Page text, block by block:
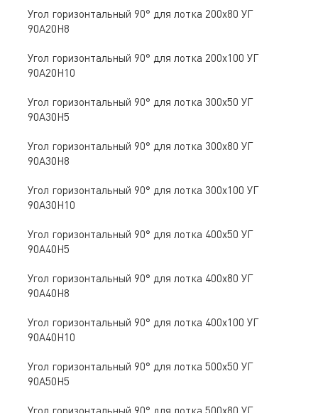
Угол горизонтальный 90° для лотка 200х80 УГ
90А20Н8
Угол горизонтальный 90° для лотка 200х100 УГ
90А20Н10
Угол горизонтальный 90° для лотка 300х50 УГ
90А30Н5
Угол горизонтальный 90° для лотка 300х80 УГ
90А30Н8
Угол горизонтальный 90° для лотка 300х100 УГ
90А30Н10
Угол горизонтальный 90° для лотка 400х50 УГ
90А40Н5
Угол горизонтальный 90° для лотка 400х80 УГ
90А40Н8
Угол горизонтальный 90° для лотка 400х100 УГ
90А40Н10
Угол горизонтальный 90° для лотка 500х50 УГ
90А50Н5
Угол горизонтальный 90° для лотка 500х80 УГ